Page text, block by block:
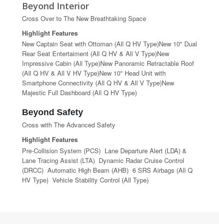
Beyond Interior
Cross Over to The New Breathtaking Space
Highlight Features
New Captain Seat with Ottoman (All Q HV Type)New 10" Dual
Rear Seat Entertaiment (All Q HV & All V Type)New
Impressive Cabin (All Type)New Panoramic Retractable Roof
(All Q HV & All V HV Type)New 10" Head Unit with
Smartphone Connectivity (All Q HV & All V Type)New
Majestic Full Dashboard (All Q HV Type)
Beyond Safety
Cross with The Advanced Safety
Highlight Features
Pre-Collision System (PCS) Lane Departure Alert (LDA) &
Lane Tracing Assist (LTA) Dynamic Radar Cruise Control
(DRCC) Automatic High Beam (AHB) 6 SRS Airbags (All Q
HV Type) Vehicle Stability Control (All Type)